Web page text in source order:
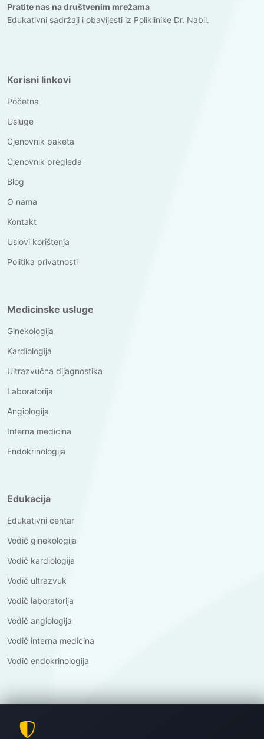
Pratite nas na društvenim mrežama
Edukativni sadržaji i obavijesti iz Poliklinike Dr. Nabil.
Korisni linkovi
Početna
Usluge
Cjenovnik paketa
Cjenovnik pregleda
Blog
O nama
Kontakt
Uslovi korištenja
Politika privatnosti
Medicinske usluge
Ginekologija
Kardiologija
Ultrazvučna dijagnostika
Laboratorija
Angiologija
Interna medicina
Endokrinologija
Edukacija
Edukativni centar
Vodič ginekologija
Vodič kardiologija
Vodič ultrazvuk
Vodič laboratorija
Vodič angiologija
Vodič interna medicina
Vodič endokrinologija
©Copyright